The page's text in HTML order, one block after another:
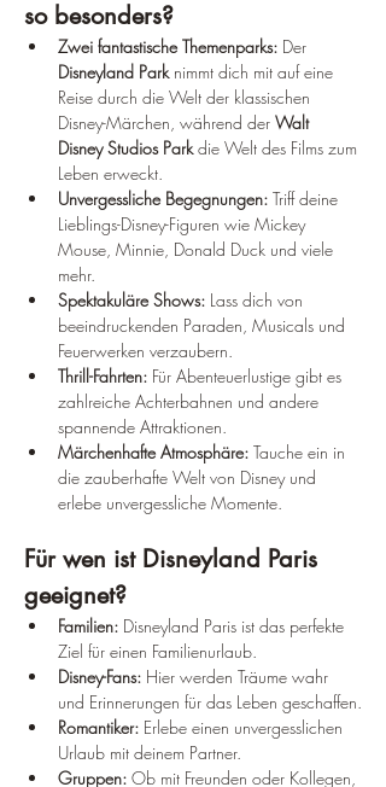
so besonders?
Zwei fantastische Themenparks: Der
Disneyland Park nimmt dich mit auf eine
Reise durch die Welt der klassischen
Disney-Märchen, während der Walt
Disney Studios Park die Welt des Films zum
Leben erweckt.
Unvergessliche Begegnungen: Triff deine
Lieblings-Disney-Figuren wie Mickey
Mouse, Minnie, Donald Duck und viele
mehr.
Spektakuläre Shows: Lass dich von
beeindruckenden Paraden, Musicals und
Feuerwerken verzaubern.
Thrill-Fahrten: Für Abenteuerlustige gibt es
zahlreiche Achterbahnen und andere
spannende Attraktionen.
Märchenhafte Atmosphäre: Tauche ein in
die zauberhafte Welt von Disney und
erlebe unvergessliche Momente.
Für wen ist Disneyland Paris
geeignet?
Familien: Disneyland Paris ist das perfekte
Ziel für einen Familienurlaub.
Disney-Fans: Hier werden Träume wahr
und Erinnerungen für das Leben geschaffen.
Romantiker: Erlebe einen unvergesslichen
Urlaub mit deinem Partner.
Gruppen: Ob mit Freunden oder Kollegen,